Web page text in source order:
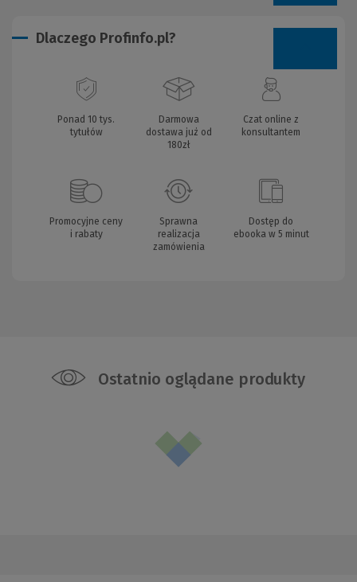
Dlaczego Profinfo.pl?
Ponad 10 tys.
tytułów
Darmowa
dostawa już od
180zł
Czat online z
konsultantem
Promocyjne ceny
i rabaty
Sprawna
realizacja
zamówienia
Dostęp do
ebooka w 5 minut
Ostatnio oglądane produkty